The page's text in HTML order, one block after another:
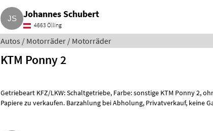
Johannes Schubert
4663 Ölling
Autos / Motorräder / Motorräder
KTM Ponny 2
Getriebeart KFZ/LKW: Schaltgetriebe, Farbe: sonstige KTM Ponny 2, ohne
Papiere zu verkaufen. Barzahlung bei Abholung, Privatverkauf, keine Garantie,